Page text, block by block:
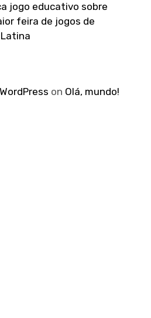
jogo educativo sobre
feira de jogos de
on Olá, mundo!